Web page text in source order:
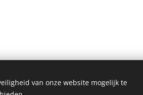
van onze website mogelijk te